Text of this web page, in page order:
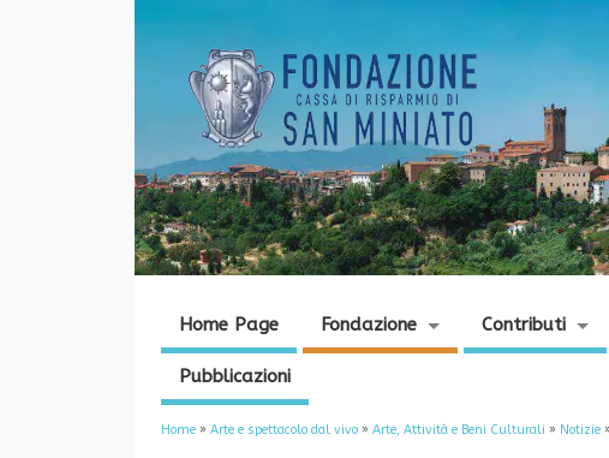
Home Page Fondazione Contributi
Pubblicazioni
Home »Arte e spettacolo dal vivo »Arte, Attività e Beni Culturali » Notizie